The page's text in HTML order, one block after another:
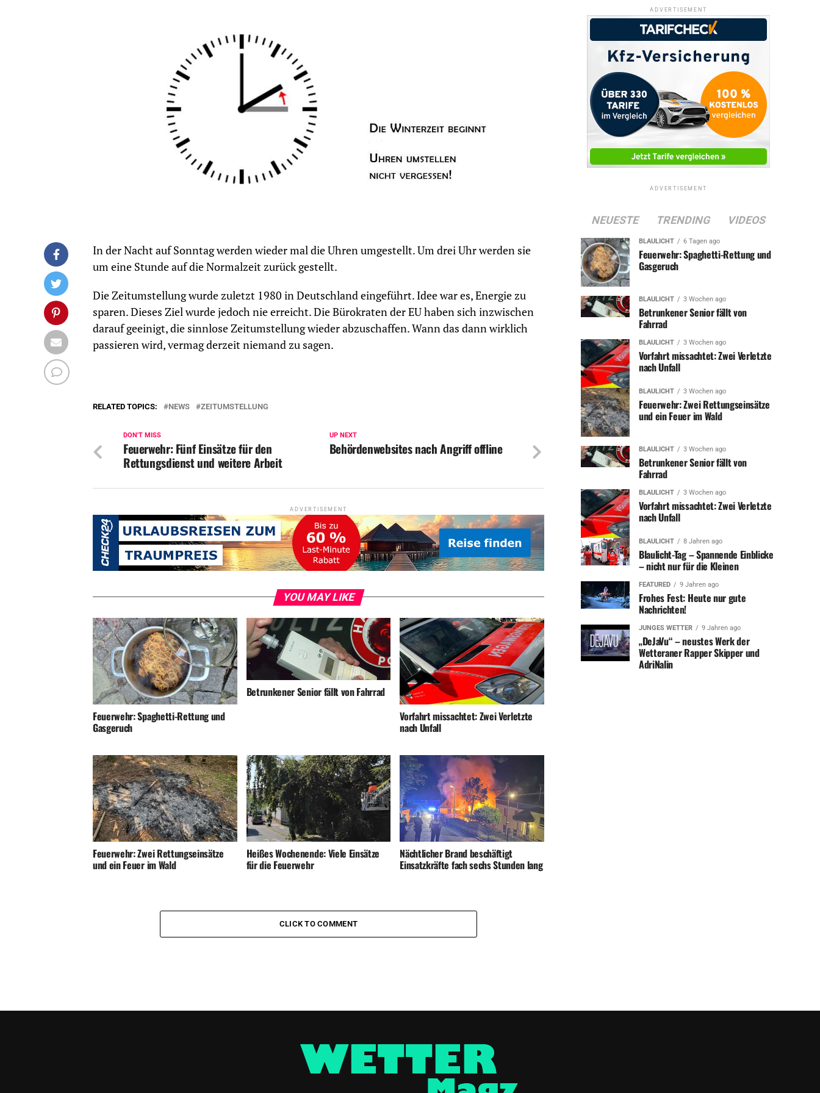
In der Nacht auf Sonntag werden wieder mal die Uhren umgestellt. Um drei Uhr werden sie
um eine Stunde auf die Normalzeit zurück gestellt.
Die Zeitumstellung wurde zuletzt 1980 in Deutschland eingeführt. Idee war es, Energie zu
sparen. Dieses Ziel wurde jedoch nie erreicht. Die Bürokraten der EU haben sich inzwischen
darauf geeinigt, die sinnlose Zeitumstellung wieder abzuschaffen. Wann das dann wirklich
passieren wird, vermag derzeit niemand zu sagen.
RELATED TOPICS: NEWS ZEITUMSTELLUNG
UP NEXT
Behördenwebsites nach Angriff offline
DON'T MISS
Feuerwehr: Fünf Einsätze für den
Rettungsdienst und weitere Arbeit
ADVERTISEMENT
YOU MAY LIKE
Feuerwehr: Spaghetti-Rettung und
Gasgeruch
Betrunkener Senior fällt von Fahrrad
Vorfahrt missachtet: Zwei Verletzte
nach Unfall
Feuerwehr: Zwei Rettungseinsätze
und ein Feuer im Wald
Heißes Wochenende: Viele Einsätze
für die Feuerwehr
Nächtlicher Brand beschäftigt
Einsatzkräfte fach sechs Stunden lang
CLICK TO COMMENT
ADVERTISEMENT
ADVERTISEMENT
NEUESTE TRENDING VIDEOS
BLAULICHT 6 Tagen ago
Feuerwehr: Spaghetti-Rettung und
Gasgeruch
BLAULICHT 3 Wochen ago
Betrunkener Senior fällt von
Fahrrad
BLAULICHT 3 Wochen ago
Vorfahrt missachtet: Zwei Verletzte
nach Unfall
BLAULICHT 3 Wochen ago
Feuerwehr: Zwei Rettungseinsätze
und ein Feuer im Wald
BLAULICHT 3 Wochen ago
Betrunkener Senior fällt von
Fahrrad
BLAULICHT 3 Wochen ago
Vorfahrt missachtet: Zwei Verletzte
nach Unfall
BLAULICHT 8 Jahren ago
Blaulicht-Tag – Spannende Einblicke
– nicht nur für die Kleinen
FEATURED 9 Jahren ago
Frohes Fest: Heute nur gute
Nachrichten!
JUNGES WETTER 9 Jahren ago
„DeJaVu“ – neustes Werk der
Wetteraner Rapper Skipper und
AdriNalin